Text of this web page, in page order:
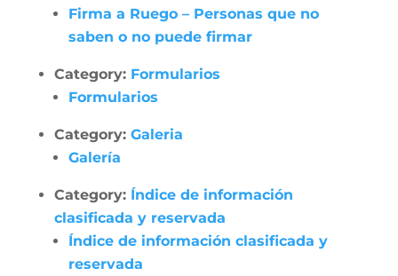
Firma a Ruego – Personas que no
saben o no puede firmar
Category: Formularios
Formularios
Category: Galeria
Galería
Category: Índice de información
clasificada y reservada
Índice de información clasificada y
reservada